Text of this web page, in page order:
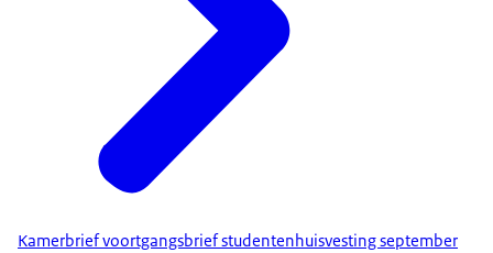
Kamerbrief voortgangsbrief studentenhuisvesting september